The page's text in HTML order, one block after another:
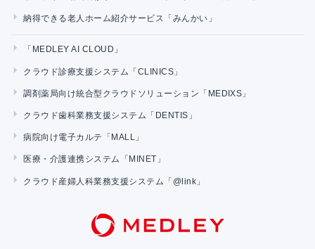
納得できる老人ホーム紹介サービス「みんかい」
「MEDLEY AI CLOUD」
クラウド診療支援システム「CLINICS」
調剤薬局向け統合型クラウドソリューション「MEDIXS」
クラウド歯科業務支援システム「DENTIS」
病院向け電子カルテ「MALL」
医療・介護連携システム「MINET」
クラウド産婦人科業務支援システム「@link」